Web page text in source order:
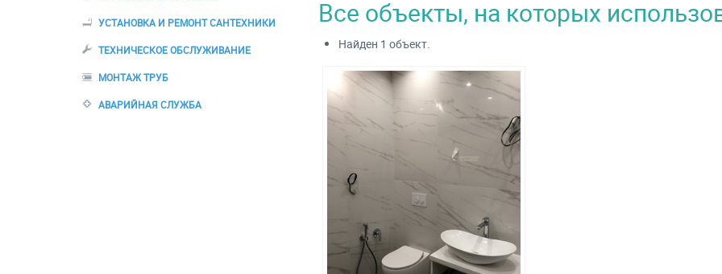
УСТАНОВКА И РЕМОНТ САНТЕХНИКИ
ТЕХНИЧЕСКОЕ ОБСЛУЖИВАНИЕ
МОНТАЖ ТРУБ
АВАРИЙНАЯ СЛУЖБА
Все объекты, на которых
Найден 1 объект.